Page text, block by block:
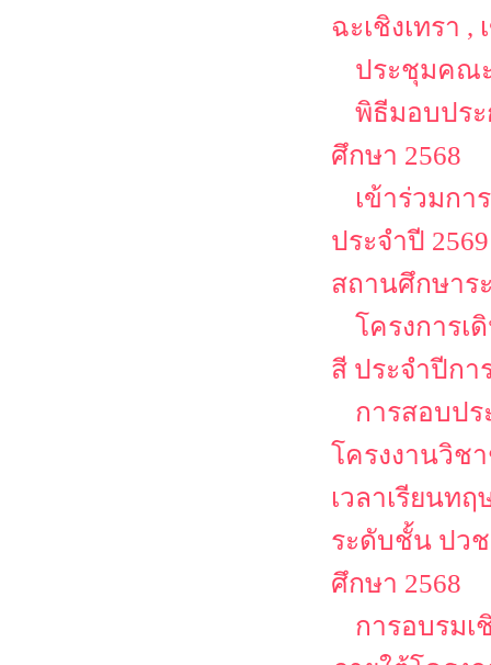
ฉะเชิงเทรา
ประชุมคณ
พิธีมอบประ
ศึกษา 2568
เข้าร่วมกา
ประจำปี
สถานศึกษาร
โครงการเ
สี ประจำปีกา
การสอบปร
โครงงานวิช
เวลาเรียนท
ระดับชั้น ปว
ศึกษา 2568
การอบรม